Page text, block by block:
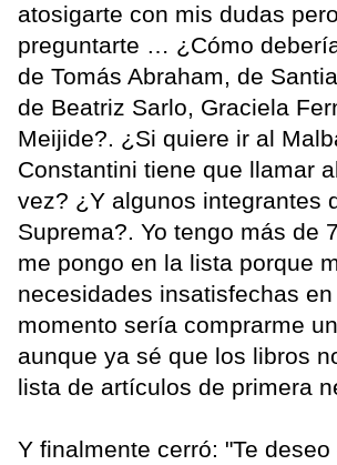
atosigarte con mis dudas
preguntarte … ¿Cómo
de Tomás Abraham, de
de Beatriz Sarlo, Graciela
Meijide?. ¿Si quiere ir al
Constantini tiene que llamar
vez? ¿Y algunos integrantes
Suprema?. Yo tengo más de
me pongo en la lista porque
necesidades insatisfechas en
momento sería comprarme
aunque ya sé que los libros
lista de artículos de primera
Y finalmente cerró: "Te